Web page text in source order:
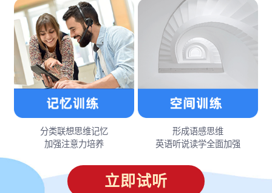
分类联想思维记忆
加强注意力培养
形成语感思维
英语听说读学全面加强
立即试听